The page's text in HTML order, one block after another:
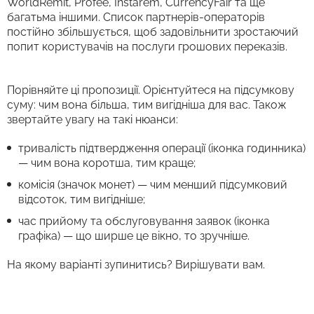
багатьма іншими. Список партнерів-операторів
постійно збільшується, щоб задовільнити зростаючий
попит користувачів на послуги грошових переказів.
Порівняйте ці пропозиції. Орієнтуйтеся на підсумкову
суму: чим вона більша, тим вигідніша для вас. Також
звертайте увагу на такі нюанси:
тривалість підтвердження операції (іконка годинника)
— чим вона коротша, тим краще;
комісія (значок монет) — чим менший підсумковий
відсоток, тим вигідніше;
час прийому та обслуговування заявок (іконка
графіка) — що ширше це вікно, то зручніше.
На якому варіанті зупинитись? Вирішувати вам.